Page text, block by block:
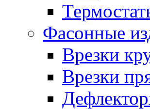
Фасонные
Врезки
Врезки